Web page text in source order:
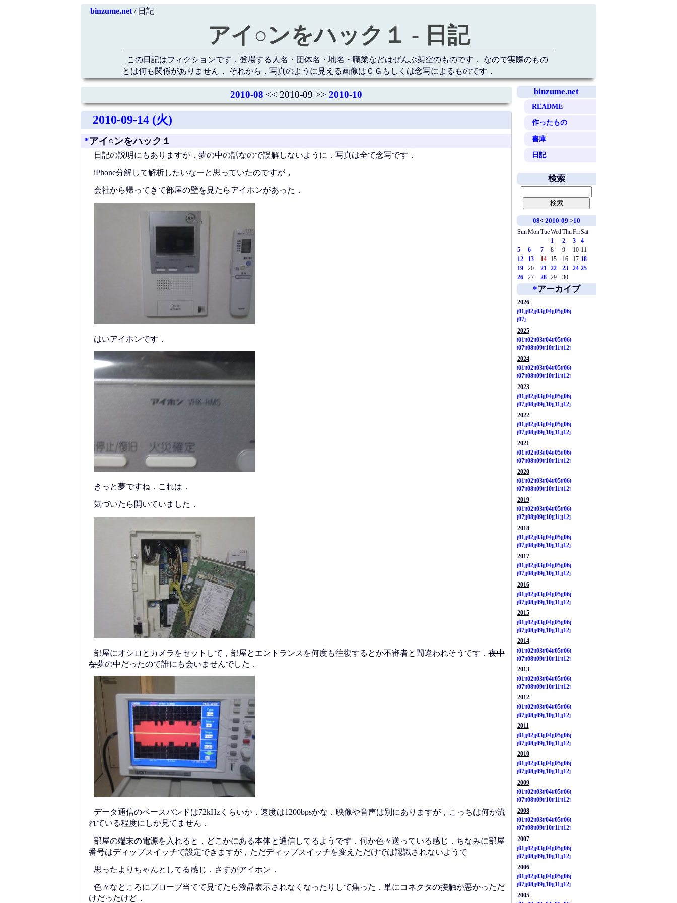
binzume.net/ 日記
アイ○ンをハック１ - 日記
この日記はフィクションです．登場する人名・団体名・地名・職業などはぜんぶ架空のものです． なので実際のもの
とは何も関係がありません． それから，写真のように見える画像はＣＧもしくは念写によるものです．
binzume.net
README
作ったもの
書庫
日記
2010-08 << 2010-09 >> 2010-10
2010-09-14 (火)
*アイ○ンをハック１
日記の説明にもありますが，夢の中の話なので誤解しないように．写真は全て念写です．
iPhone分解して解析したいなーと思っていたのですが，
会社から帰ってきて部屋の壁を見たらアイホンがあった．
はいアイホンです．
きっと夢ですね．これは．
気づいたら開いていました．
部屋にオシロとカメラをセットして，部屋とエントランスを何度も往復するとか不審者と間違われそうです．夜中
な夢の中だったので誰にも会いませんでした．
データ通信のベースバンドは72kHzくらいか．速度は1200bpsかな．映像や音声は別にありますが，こっちは何か流
れている程度にしか見てません．
部屋の端末の電源を入れると，どこかにある本体と通信してるようです．何か色々送っている感じ．ちなみに部屋
番号はディップスイッチで設定できますが，ただディップスイッチを変えただけでは認識されないようで
思ったよりちゃんとしてる感じ．さすがアイホン．
色々なところにプローブ当てて見てたら液晶表示されなくなったりして焦った．単にコネクタの接触が悪かっただ
けだったけど．
検索
08< 2010-09 >10
SunMonTueWed ThuFriSat
1
2 3
4
5
6 7 8 9 10 11
12
13 14 15 16 17 18
19
20 21 22 23 24 25
26
27 28 29 30
*アーカイブ
2026
01
02 03 04 05 06
07
2025
01
02 03 04 05 06
07 08 09 10 11
12
2024
01
02 03 04 05 06
07 08 09 10 11
12
2023
01
02 03 04 05 06
07 08 09 10 11
12
2022
01
02 03 04 05 06
07 08 09 10 11
12
2021
01
02 03 04 05 06
07 08 09 10 11
12
2020
01
02 03 04 05 06
07 08 09 10 11
12
2019
01
02 03 04 05 06
07 08 09 10 11
12
2018
01 02 03 04 05 06
07 08 09 10 11 12
2017
01 02 03 04 05 06
07 08 09 10 11 12
2016
01
02 03 04 05 06
07 08 09 10 11
12
2015
01
02 03 04 05 06
07 08 09 10 11
12
2014
01
02 03 04 05 06
07 08 09 10 11
12
2013
01
02 03 04 05 06
07 08 09 10 11
12
2012
01
02 03 04 05 06
07 08 09 10 11
12
2011
01
02 03 04 05 06
07 08 09 10 11
12
2010
01
02 03 04 05 06
07 08 09 10 11
12
2009
01
02 03 04 05 06
07 08 09 10 11
12
2008
01
02 03 04 05 06
07 08 09 10 11
12
2007
01
02 03 04 05 06
07 08 09 10 11
12
2006
01
02 03 04 05 06
07 08 09 10 11
12
2005